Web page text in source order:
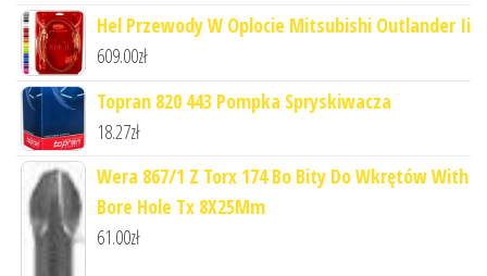
Hel Przewody W Oplocie Mitsubishi Outlander Ii
609.00zł
Topran 820 443 Pompka Spryskiwacza
18.27zł
Wera 867/1 Z Torx 174 Bo Bity Do Wkrętów With
Bore Hole Tx 8X25Mm
61.00zł